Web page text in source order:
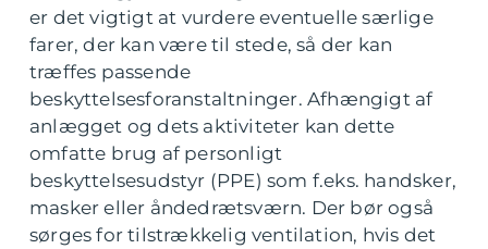
er det vigtigt at vurdere eventuelle særlige
farer, der kan være til stede, så der kan
træffes passende
beskyttelsesforanstaltninger. Afhængigt af
anlægget og dets aktiviteter kan dette
omfatte brug af personligt
beskyttelsesudstyr (PPE) som f.eks. handsker,
masker eller åndedrætsværn. Der bør også
sørges for tilstrækkelig ventilation, hvis det